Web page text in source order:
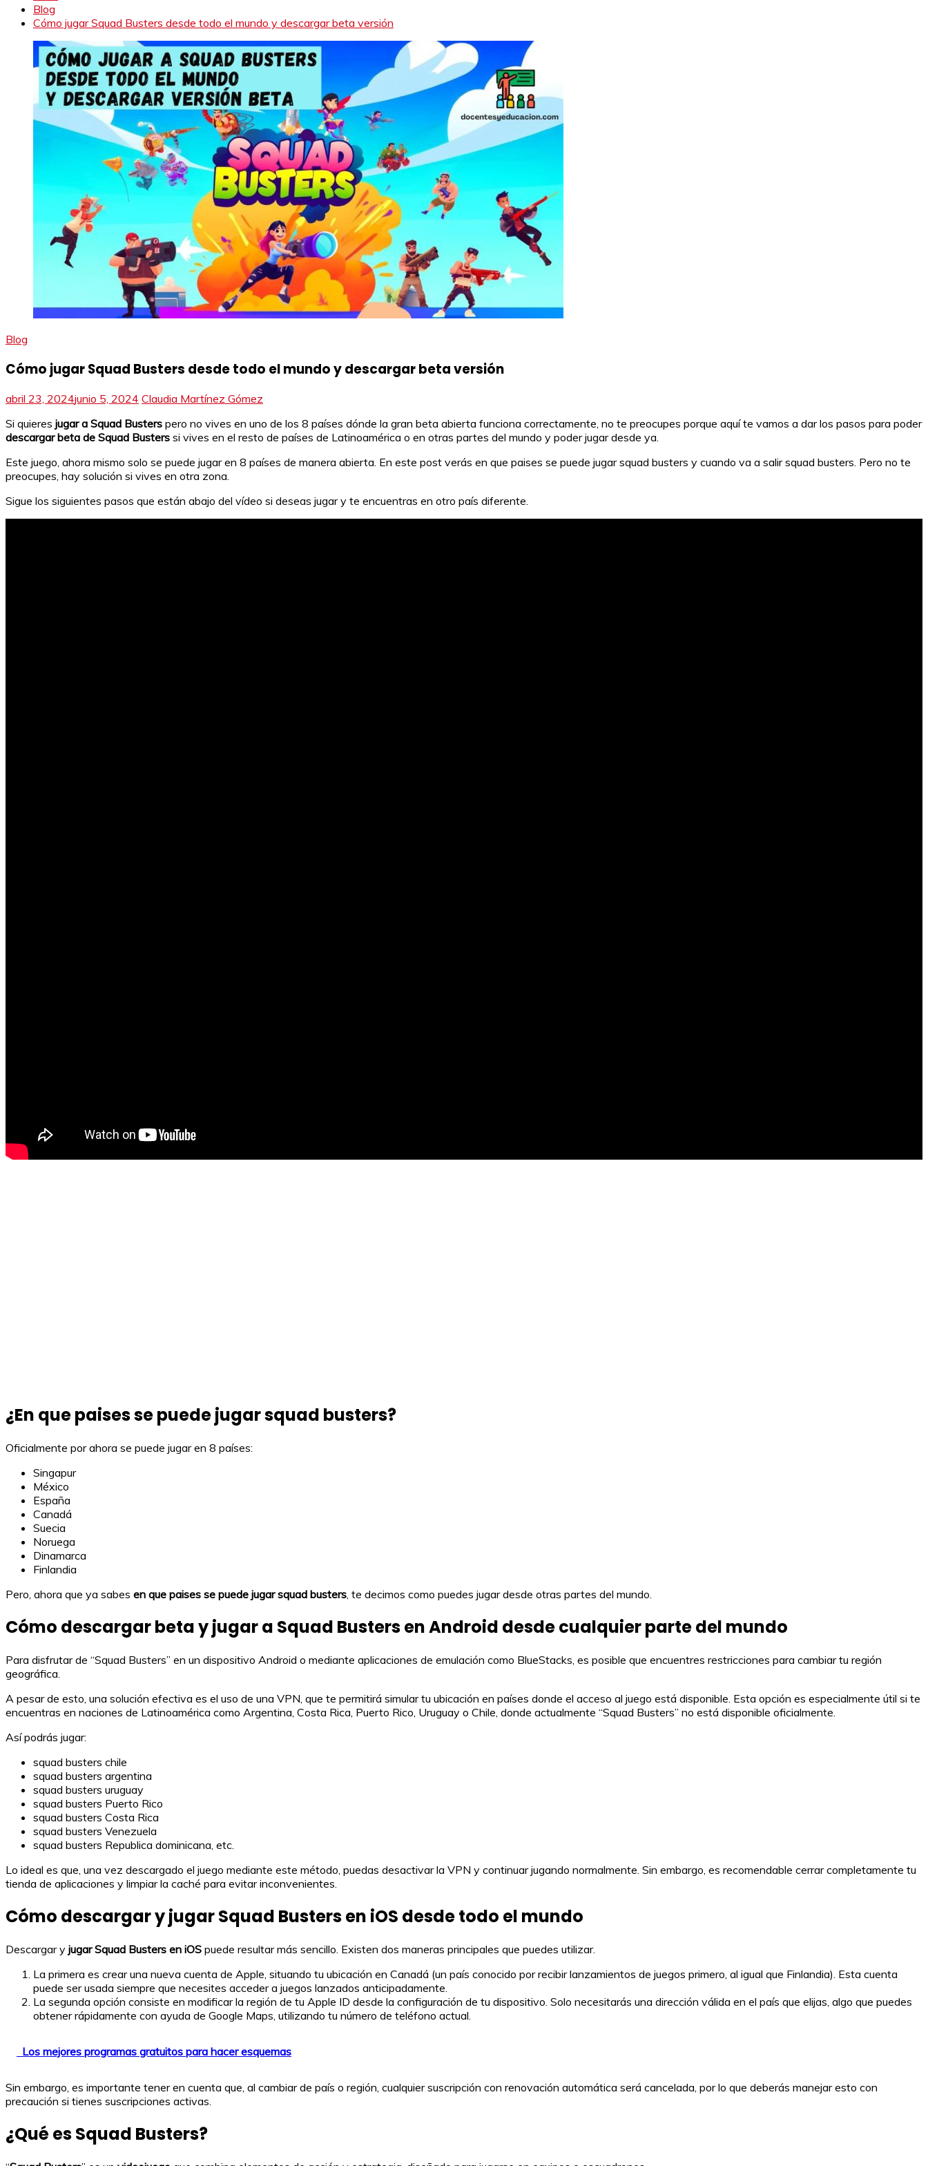
Blog
Cómo jugar Squad Busters desde todo el mundo y descargar beta versión
Blog
Cómo jugar Squad Busters desde todo el mundo y descargar beta versión
abril 23, 2024junio 5, 2024 Claudia Martínez Gómez
Si quieres jugar a Squad Busters pero no vives en uno de los 8 países dónde la gran beta abierta funciona correctamente, no te preocupes porque aquí te vamos a dar los pasos para poder
descargar beta de Squad Busters si vives en el resto de países de Latinoamérica o en otras partes del mundo y poder jugar desde ya.
Este juego, ahora mismo solo se puede jugar en 8 países de manera abierta. En este post verás en que paises se puede jugar squad busters y cuando va a salir squad busters. Pero no te
preocupes, hay solución si vives en otra zona.
Sigue los siguientes pasos que están abajo del vídeo si deseas jugar y te encuentras en otro país diferente.
¿En que paises se puede jugar squad busters?
Oficialmente por ahora se puede jugar en 8 países:
Singapur
México
España
Canadá
Suecia
Noruega
Dinamarca
Finlandia
Pero, ahora que ya sabes en que paises se puede jugar squad busters, te decimos como puedes jugar desde otras partes del mundo.
Cómo descargar beta y jugar a Squad Busters en Android desde cualquier parte del mundo
Para disfrutar de “Squad Busters” en un dispositivo Android o mediante aplicaciones de emulación como BlueStacks, es posible que encuentres restricciones para cambiar tu región
geográfica.
A pesar de esto, una solución efectiva es el uso de una VPN, que te permitirá simular tu ubicación en países donde el acceso al juego está disponible. Esta opción es especialmente útil si te
encuentras en naciones de Latinoamérica como Argentina, Costa Rica, Puerto Rico, Uruguay o Chile, donde actualmente “Squad Busters” no está disponible oficialmente.
Así podrás jugar:
squad busters chile
squad busters argentina
squad busters uruguay
squad busters Puerto Rico
squad busters Costa Rica
squad busters Venezuela
squad busters Republica dominicana, etc.
Lo ideal es que, una vez descargado el juego mediante este método, puedas desactivar la VPN y continuar jugando normalmente. Sin embargo, es recomendable cerrar completamente tu
tienda de aplicaciones y limpiar la caché para evitar inconvenientes.
Cómo descargar y jugar Squad Busters en iOS desde todo el mundo
Descargar y jugar Squad Busters en iOS puede resultar más sencillo. Existen dos maneras principales que puedes utilizar.
La primera es crear una nueva cuenta de Apple, situando tu ubicación en Canadá (un país conocido por recibir lanzamientos de juegos primero, al igual que Finlandia). Esta cuenta
puede ser usada siempre que necesites acceder a juegos lanzados anticipadamente.
La segunda opción consiste en modificar la región de tu Apple ID desde la configuración de tu dispositivo. Solo necesitarás una dirección válida en el país que elijas, algo que puedes
obtener rápidamente con ayuda de Google Maps, utilizando tu número de teléfono actual.
Los mejores programas gratuitos para hacer esquemas
Sin embargo, es importante tener en cuenta que, al cambiar de país o región, cualquier suscripción con renovación automática será cancelada, por lo que deberás manejar esto con
precaución si tienes suscripciones activas.
¿Qué es Squad Busters?